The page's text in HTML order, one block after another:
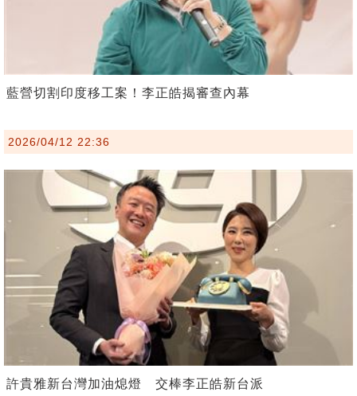
藍營切割印度移工案！李正皓揭審查內幕
2026/04/12 22:36
許貴雅新台灣加油熄燈 交棒李正皓新台派